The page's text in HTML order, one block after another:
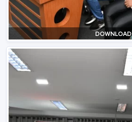
DOWNLOAD